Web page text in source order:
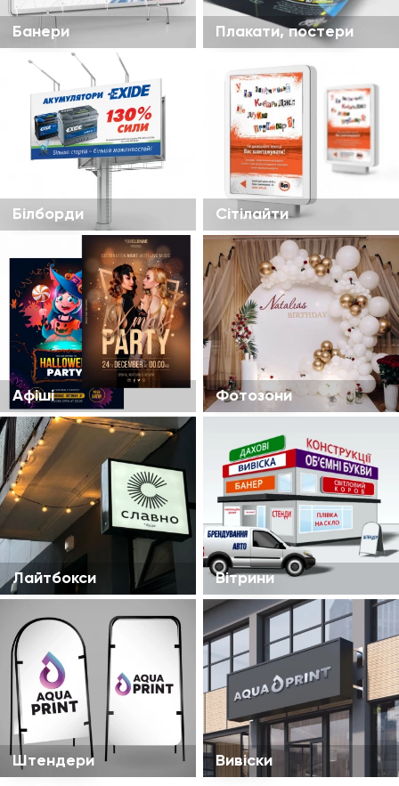
Банери Плакати, постери
Білборди Сітілайти
Афіші Фотозони
Лайтбокси Вітрини
Штендери Вивіски